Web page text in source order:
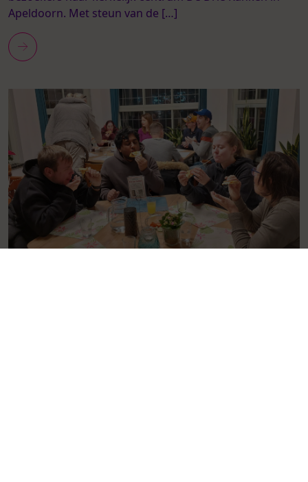
Apeldoorn. Met steun van de […]